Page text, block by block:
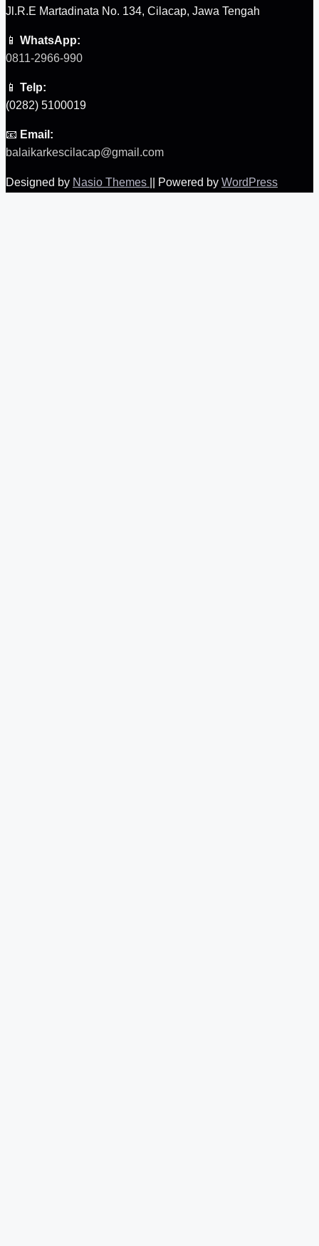
Jl.R.E Martadinata No. 134, Cilacap, Jawa Tengah
📱 WhatsApp:
0811-2966-990
📱 Telp:
(0282) 5100019
📧 Email:
balaikarkescilacap@gmail.com
Designed by Nasio Themes Powered by WordPress